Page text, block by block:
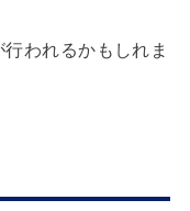
われるかもしれま